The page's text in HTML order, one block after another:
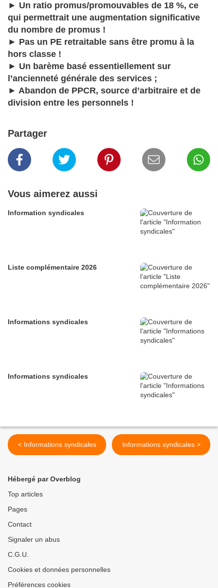
► Un ratio promus/promouvables de 18 %, ce
qui permettrait une augmentation significative
du nombre de promus !
► Pas un PE retraitable sans être promu à la
hors classe !
► Un barème basé essentiellement sur
l’ancienneté générale des services ;
► Abandon de PPCR, source d’arbitraire et de
division entre les personnels !
Partager
Vous aimerez aussi
Information syndicales
Liste complémentaire 2026
Informations syndicales
Informations syndicales
< Informations syndicales Informations syndicales >
Hébergé par Overblog
Top articles
Pages
Contact
Signaler un abus
C.G.U.
Cookies et données personnelles
Préférences cookies